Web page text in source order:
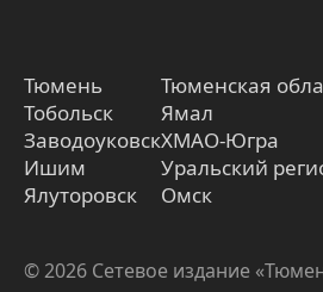
Тюмень
Тобольск
Заводоуковск
Ишим
Ялуторовск
Тюменская
Ямал
ХМАО-Югра
Уральский
Омск
© 2026 Сетевое издание